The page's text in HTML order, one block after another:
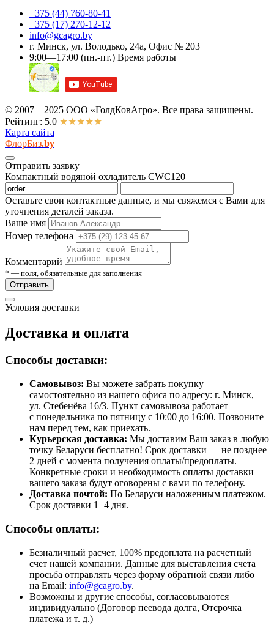
+375 (44) 760-80-41
+375 (17) 270-12-12
info@gcagro.by
г. Минск, ул. Володько, 24а, Офис № 203
9:00—17:00 (пн.-пт.) Время работы
© 2007—2025 ООО «ГолдКовАгро». Все права защищены.
Рейтинг: 5.0 ★★★★★
Карта сайта
ФлорБиз.by
Отправить заявку
Компактный водяной охладитель CWC120
Оставьте свои контактные данные, и мы свяжемся с Вами для
уточнения деталей заказа.
Ваше имя
Номер телефона
Комментарий
* — поля, обязательные для заполнения
Отправить
Условия доставки
Доставка и оплата
Способы доставки:
Самовывоз: Вы можете забрать покупку
самостоятельно из нашего офиса по адресу: г. Минск,
ул. Стебенёва 16/3. Пункт самовывоза работает
с понедельника по пятницу с 10:00 до 16:00. Позвоните
нам перед тем, как приехать.
Курьерская доставка: Мы доставим Ваш заказ в любую
точку Беларуси бесплатно! Срок доставки — не позднее
2 дней с момента получения оплаты/предоплаты.
Конкретные сроки и необходимость оплаты доставки
вашего заказа будут оговорены с вами по телефону.
Доставка почтой: По Беларуси наложенным платежом.
Срок доставки 1−4 дня.
Способы оплаты:
Безналичный расчет, 100% предоплата на расчетный
счет нашей компании. Данные для выставления счета
просьба отправлять через форму обратной связи либо
на Email: info@gcagro.by.
Возможны и другие способы, согласовываются
индивидуально (Договор пеевода долга, Отсрочка
платежа и т. д.)